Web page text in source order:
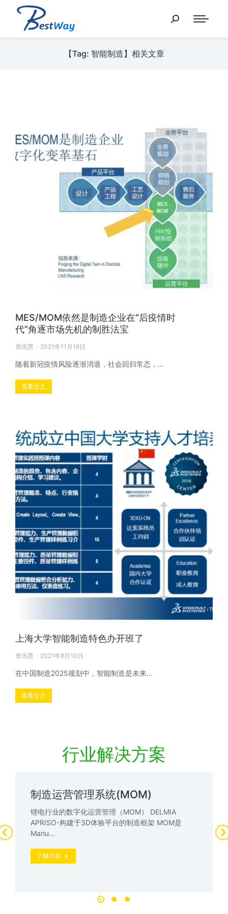
【Tag: 智能制造】相关文章
MES/MOM依然是制造企业在“后疫情时
代”角逐市场先机的制胜法宝
资讯慧 2021年11月16日
随着新冠疫情风险逐渐消退，社会回归常态，…
查看全文
上海大学智能制造特色办开班了
资讯慧 2021年8月10日
在中国制造2025规划中，智能制造是未来…
查看全文
行业解决方案
制造运营管理系统(MOM)
锂电行业的数字化运营管理（MOM） DELMIA
APRISO-构建于3D体验平台的制造框架 MOM是
Manu…
了解方案